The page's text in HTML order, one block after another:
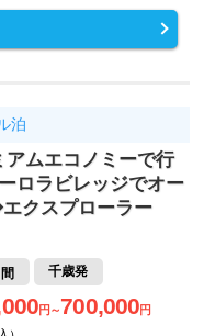
泊
アムエコノミーで行
ロラビレッジでオー
クスプローラー
千歳発
円～700,000円